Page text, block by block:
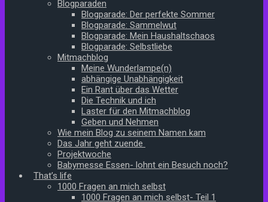
Blogparaden
Blogparade: Der perfekte Sommer
Blogparade: Sammelwut
Blogparade: Mein Haushaltschaos
Blogparade: Selbstliebe
Mitmachblog
Meine Wunderlampe(n)
abhängige Unabhängigkeit
Ein Rant über das Wetter
Die Technik und ich
Laster für den Mitmachblog
Geben und Nehmen
Wie mein Blog zu seinem Namen kam
Das Jahr geht zuende
Projektwoche
Babymesse Essen- lohnt ein Besuch noch?
That’s life
1000 Fragen an mich selbst
1000 Fragen an mich selbst- Teil 1